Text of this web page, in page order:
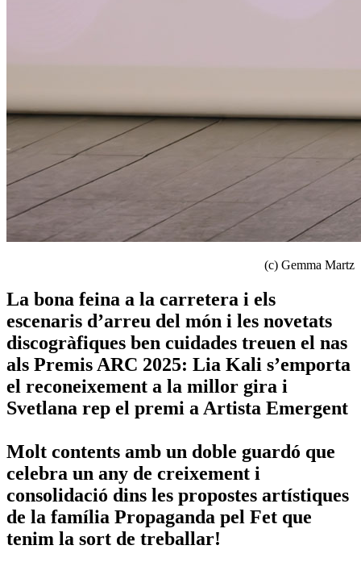
(c) Gemma Martz
La bona feina a la carretera i els
escenaris d’arreu del món i les novetats
discogràfiques ben cuidades treuen el nas
als Premis ARC 2025: Lia Kali s’emporta
el reconeixement a la millor gira i
Svetlana rep el premi a Artista Emergent
Molt contents amb un doble guardó que
celebra un any de creixement i
consolidació dins les propostes artístiques
de la família Propaganda pel Fet que
tenim la sort de treballar!